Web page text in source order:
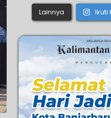
Lainnya Ikuti